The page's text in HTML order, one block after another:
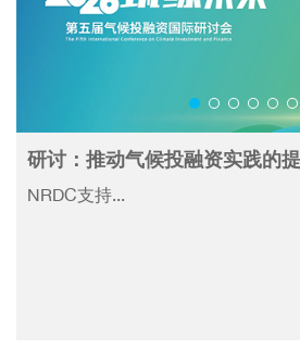
研讨：推动气候投融资实践的
NRDC支持...